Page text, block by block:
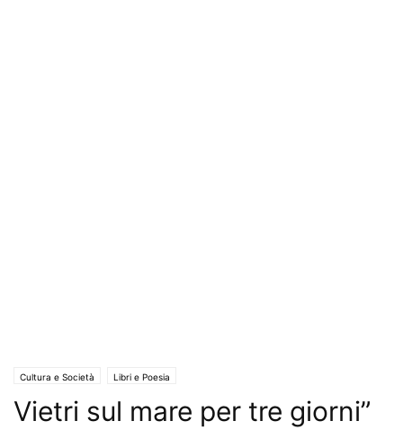
Cultura e Società Libri e Poesia
Vietri sul mare per tre giorni”